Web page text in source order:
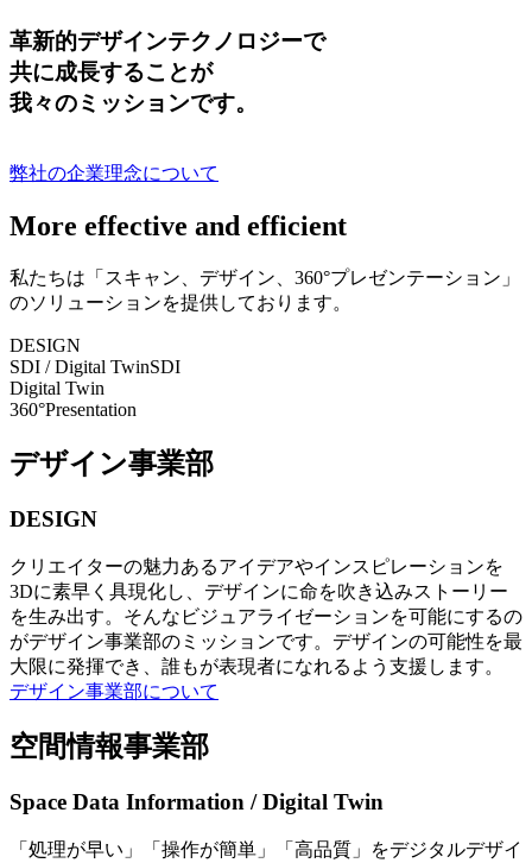
革新的デザインテクノロジーで
共に成長することが
我々のミッションです。
弊社の企業理念について
More effective and efficient
私たちは「スキャン、デザイン、360°プレゼンテーション」
のソリューションを提供しております。
DESIGN
SDI / Digital TwinSDI
Digital Twin
360°Presentation
デザイン事業部
DESIGN
クリエイターの魅力あるアイデアやインスピレーションを
3Dに素早く具現化し、デザインに命を吹き込みストーリー
を生み出す。そんなビジュアライゼーションを可能にするの
がデザイン事業部のミッションです。デザインの可能性を最
大限に発揮でき、誰もが表現者になれるよう支援します。
デザイン事業部について
空間情報事業部
Space Data Information / Digital Twin
「処理が早い」「操作が簡単」「高品質」をデジタルデザイ